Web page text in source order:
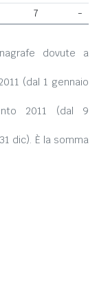
7 -
dovute a
(dal 1 gennaio
2011 (dal 9
dic). È la somma